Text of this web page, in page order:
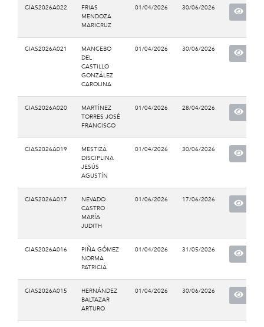
CIAS2026A022
FRIAS
MENDOZA
MARICRUZ
01/04/2026 30/06/2026
CIAS2026A021
MANCEBO
DEL
CASTILLO
GONZÁLEZ
CAROLINA
01/04/2026 30/06/2026
CIAS2026A020
MARTÍNEZ
TORRES JOSÉ
FRANCISCO
01/04/2026 28/04/2026
CIAS2026A019
MESTIZA
DISCIPLINA
JESÚS
AGUSTÍN
01/04/2026 30/06/2026
CIAS2026A017
NEVADO
CASTRO
MARÍA
JUDITH
01/06/2026 17/06/2026
CIAS2026A016
PIÑA GÓMEZ
NORMA
PATRICIA
01/04/2026 31/05/2026
CIAS2026A015
HERNÁNDEZ
BALTAZAR
ARTURO
01/04/2026 30/06/2026